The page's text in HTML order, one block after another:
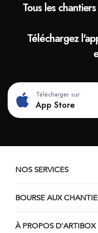
Tous les
Téléchargez
Télécharger sur
App Store
NOS SERVICES
BOURSE AUX
À PROPOS D'ARTIBOX